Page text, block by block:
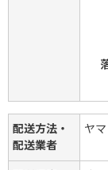
配送方法・
配送業者
ヤ